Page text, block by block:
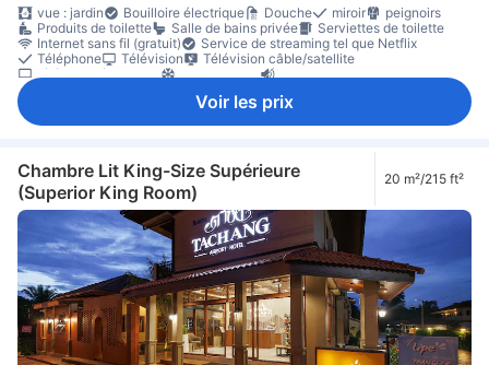
vue : jardin
Bouilloire électrique Douche miroir
peignoirs
Produits de toilette
Salle de bains privée
Serviettes de toilette
Internet sans fil (gratuit)
Service de streaming tel que Netflix
Téléphone
Télévision
Télévision câble/satellite
télévision écran plat
Réfrigérateur Bureau
Voir les prix
Chambre Lit King-Size Supérieure
(Superior King Room)
20 m²/215 ft²